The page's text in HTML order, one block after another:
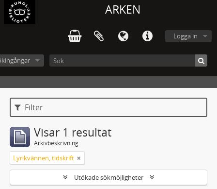
ARKEN
Logga in
Filter
Visar 1 resultat
Arkivbeskrivning
Lyrikvännen, tidskrift
Utökade sökmöjligheter